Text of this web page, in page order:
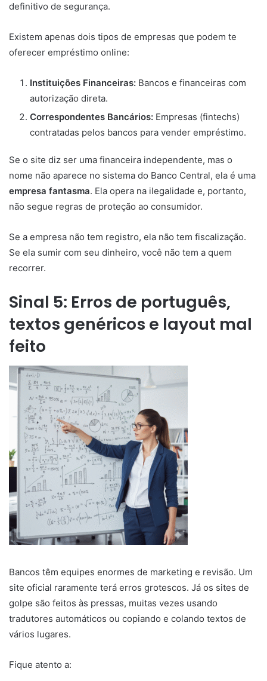
definitivo de segurança.
Existem apenas dois tipos de empresas que podem te
oferecer empréstimo online:
Instituições Financeiras: Bancos e financeiras com
autorização direta.
Correspondentes Bancários: Empresas (fintechs)
contratadas pelos bancos para vender empréstimo.
Se o site diz ser uma financeira independente, mas o
nome não aparece no sistema do Banco Central, ela é uma
empresa fantasma. Ela opera na ilegalidade e, portanto,
não segue regras de proteção ao consumidor.
Se a empresa não tem registro, ela não tem fiscalização.
Se ela sumir com seu dinheiro, você não tem a quem
recorrer.
Sinal 5: Erros de português,
textos genéricos e layout mal
feito
Bancos têm equipes enormes de marketing e revisão. Um
site oficial raramente terá erros grotescos. Já os sites de
golpe são feitos às pressas, muitas vezes usando
tradutores automáticos ou copiando e colando textos de
vários lugares.
Fique atento a: